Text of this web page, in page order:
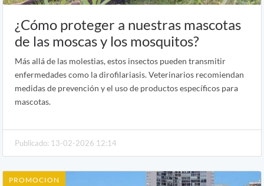
¿Cómo proteger a nuestras mascotas
de las moscas y los mosquitos?
Más allá de las molestias, estos insectos pueden transmitir
enfermedades como la dirofilariasis. Veterinarios recomiendan
medidas de prevención y el uso de productos específicos para
mascotas.
Publicado: 13-02-2026 12:14
PROMOCION